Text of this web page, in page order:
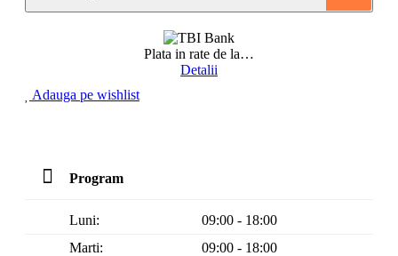
Plata in rate de la…
Detalii
Adauga pe wishlist
Program
Luni:
09:00 - 18:00
Marti:
09:00 - 18:00